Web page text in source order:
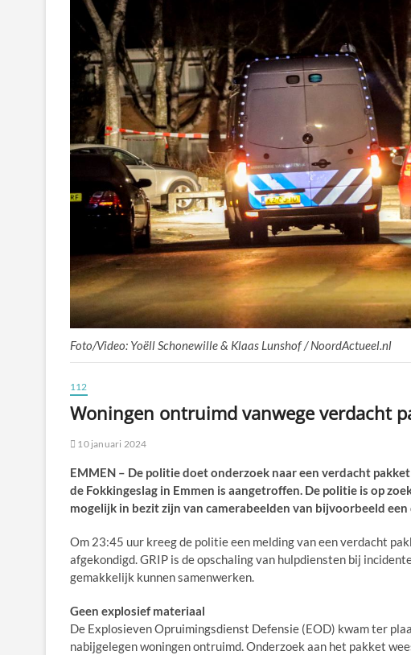
Foto/Video: Yoëll Schonewille & Klaas Lunshof / NoordActueel.nl
112
Woningen ontruimd vanwege verdacht
10 januari 2024
EMMEN – De politie doet onderzoek naar een verdacht
de Fokkingeslag in Emmen is aangetroffen. De politie is op
mogelijk in bezit zijn van camerabeelden van bijvoorbeeld een
Om 23:45 uur kreeg de politie een melding van een verdacht
afgekondigd. GRIP is de opschaling van hulpdiensten bij
gemakkelijk kunnen samenwerken.
Geen explosief materiaal
De Explosieven Opruimingsdienst Defensie (EOD) kwam ter
nabijgelegen woningen ontruimd. Onderzoek aan het pakket